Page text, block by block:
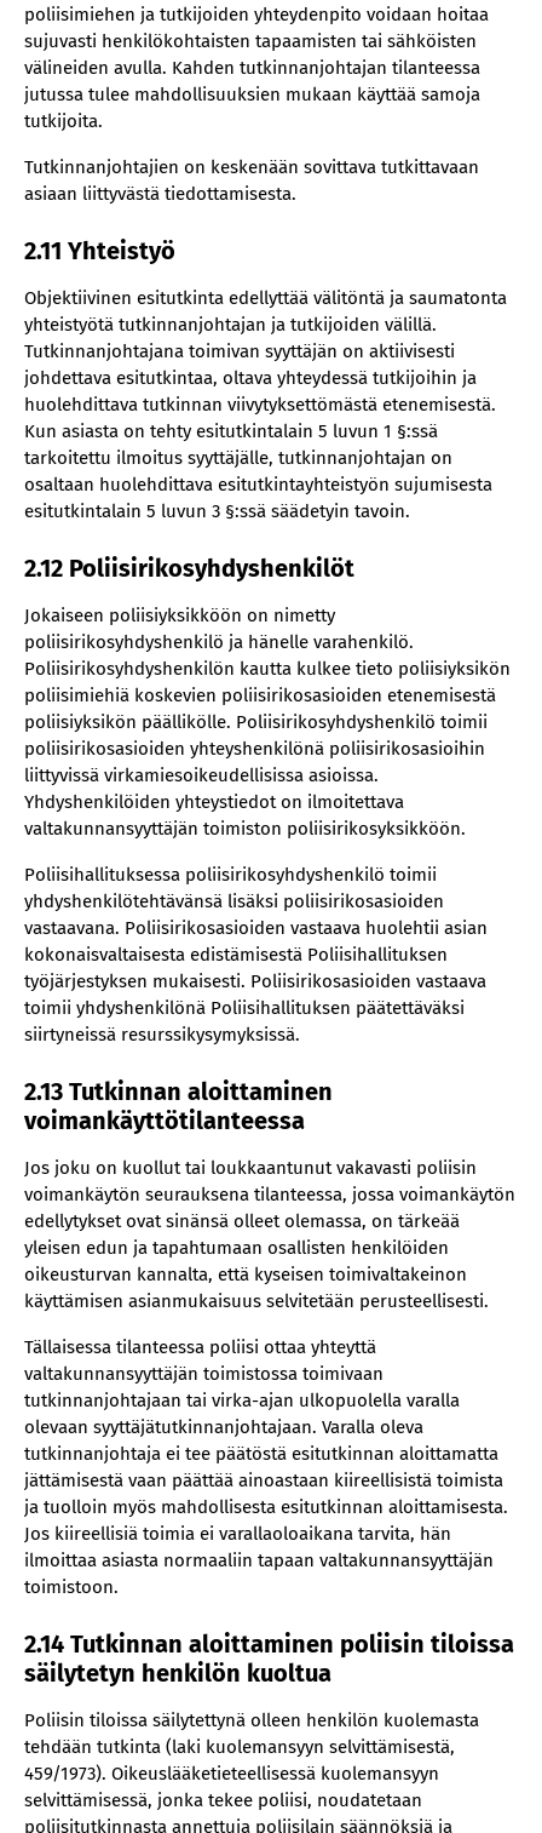
poliisimiehen ja tutkijoiden yhteydenpito voidaan hoitaa
sujuvasti henkilökohtaisten tapaamisten tai sähköisten
välineiden avulla. Kahden tutkinnanjohtajan tilanteessa
jutussa tulee mahdollisuuksien mukaan käyttää samoja
tutkijoita.
Tutkinnanjohtajien on keskenään sovittava tutkittavaan
asiaan liittyvästä tiedottamisesta.
2.11 Yhteistyö
Objektiivinen esitutkinta edellyttää välitöntä ja saumatonta
yhteistyötä tutkinnanjohtajan ja tutkijoiden välillä.
Tutkinnanjohtajana toimivan syyttäjän on aktiivisesti
johdettava esitutkintaa, oltava yhteydessä tutkijoihin ja
huolehdittava tutkinnan viivytyksettömästä etenemisestä.
Kun asiasta on tehty esitutkintalain 5 luvun 1 §:ssä
tarkoitettu ilmoitus syyttäjälle, tutkinnanjohtajan on
osaltaan huolehdittava esitutkintayhteistyön sujumisesta
esitutkintalain 5 luvun 3 §:ssä säädetyin tavoin.
2.12 Poliisirikosyhdyshenkilöt
Jokaiseen poliisiyksikköön on nimetty
poliisirikosyhdyshenkilö ja hänelle varahenkilö.
Poliisirikosyhdyshenkilön kautta kulkee tieto poliisiyksikön
poliisimiehiä koskevien poliisirikosasioiden etenemisestä
poliisiyksikön päällikölle. Poliisirikosyhdyshenkilö toimii
poliisirikosasioiden yhteyshenkilönä poliisirikosasioihin
liittyvissä virkamiesoikeudellisissa asioissa.
Yhdyshenkilöiden yhteystiedot on ilmoitettava
valtakunnansyyttäjän toimiston poliisirikosyksikköön.
Poliisihallituksessa poliisirikosyhdyshenkilö toimii
yhdyshenkilötehtävänsä lisäksi poliisirikosasioiden
vastaavana. Poliisirikosasioiden vastaava huolehtii asian
kokonaisvaltaisesta edistämisestä Poliisihallituksen
työjärjestyksen mukaisesti. Poliisirikosasioiden vastaava
toimii yhdyshenkilönä Poliisihallituksen päätettäväksi
siirtyneissä resurssikysymyksissä.
2.13 Tutkinnan aloittaminen
voimankäyttötilanteessa
Jos joku on kuollut tai loukkaantunut vakavasti poliisin
voimankäytön seurauksena tilanteessa, jossa voimankäytön
edellytykset ovat sinänsä olleet olemassa, on tärkeää
yleisen edun ja tapahtumaan osallisten henkilöiden
oikeusturvan kannalta, että kyseisen toimivaltakeinon
käyttämisen asianmukaisuus selvitetään perusteellisesti.
Tällaisessa tilanteessa poliisi ottaa yhteyttä
valtakunnansyyttäjän toimistossa toimivaan
tutkinnanjohtajaan tai virka-ajan ulkopuolella varalla
olevaan syyttäjätutkinnanjohtajaan. Varalla oleva
tutkinnanjohtaja ei tee päätöstä esitutkinnan aloittamatta
jättämisestä vaan päättää ainoastaan kiireellisistä toimista
ja tuolloin myös mahdollisesta esitutkinnan aloittamisesta.
Jos kiireellisiä toimia ei varallaoloaikana tarvita, hän
ilmoittaa asiasta normaaliin tapaan valtakunnansyyttäjän
toimistoon.
2.14 Tutkinnan aloittaminen poliisin tiloissa
säilytetyn henkilön kuoltua
Poliisin tiloissa säilytettynä olleen henkilön kuolemasta
tehdään tutkinta (laki kuolemansyyn selvittämisestä,
459/1973). Oikeuslääketieteellisessä kuolemansyyn
selvittämisessä, jonka tekee poliisi, noudatetaan
poliisitutkinnasta annettuja poliisilain säännöksiä ja